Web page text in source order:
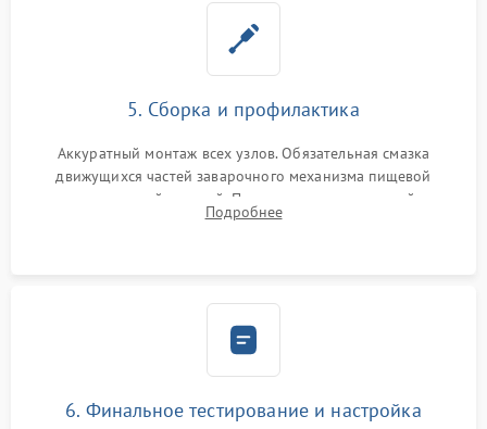
5. Сборка и профилактика
Аккуратный монтаж всех узлов. Обязательная смазка
движущихся частей заварочного механизма пищевой
силиконовой смазкой. Проведение программной
декальцинации и очистки системы от кофейных масел.
Подробнее
6. Финальное тестирование и настройка